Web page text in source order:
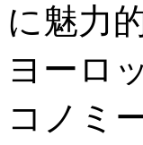
に魅力
ヨーロ
コノミ